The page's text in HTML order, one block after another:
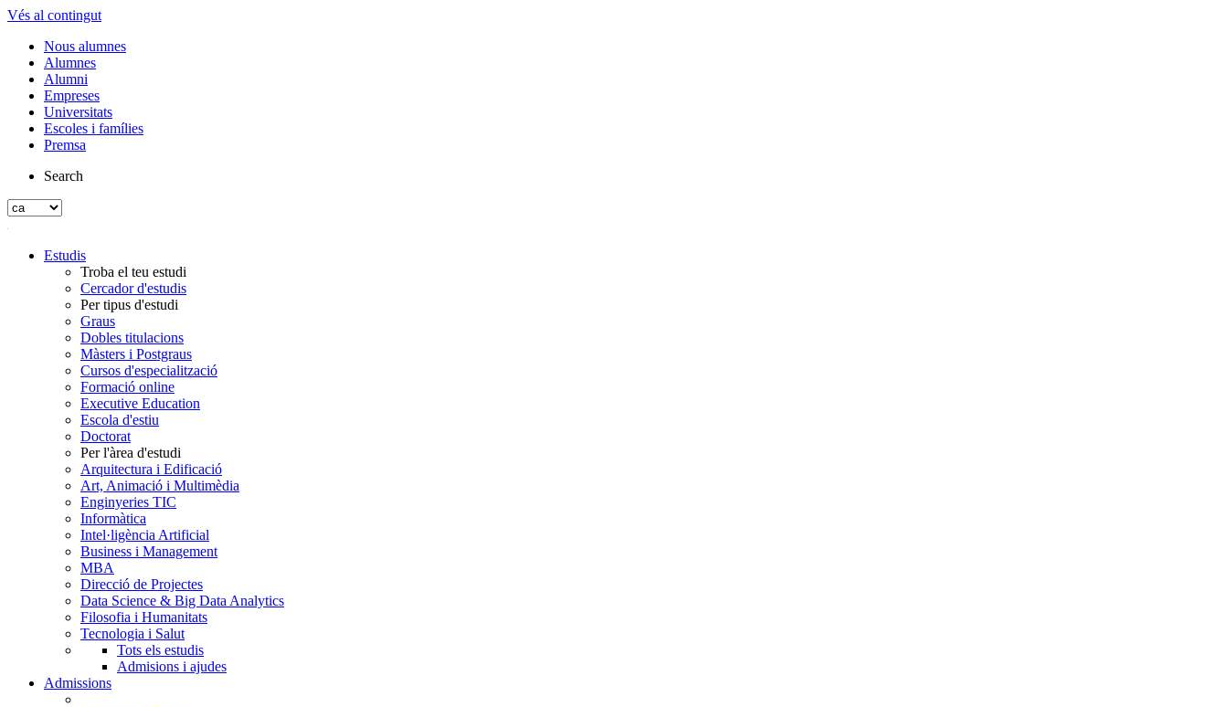
Vés al contingut
Nous alumnes
Alumnes
Alumni
Empreses
Universitats
Escoles i famílies
Premsa
Search
Estudis
Troba el teu estudi
Cercador d'estudis
Per tipus d'estudi
Graus
Dobles titulacions
Màsters i Postgraus
Cursos d'especialització
Formació online
Executive Education
Escola d'estiu
Doctorat
Per l'àrea d'estudi
Arquitectura i Edificació
Art, Animació i Multimèdia
Enginyeries TIC
Informàtica
Intel·ligència Artificial
Business i Management
MBA
Direcció de Projectes
Data Science & Big Data Analytics
Filosofia i Humanitats
Tecnologia i Salut
Tots els estudis
Admisions i ajudes
Admissions